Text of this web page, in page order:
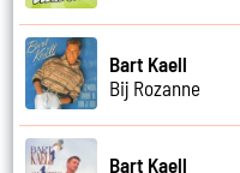
Bart Kaell
Bij Rozanne
Bart Kaell